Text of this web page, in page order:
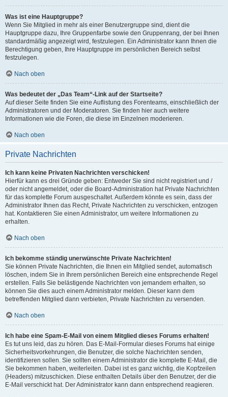
Was ist eine Hauptgruppe?
Wenn Sie Mitglied in mehr als einer Benutzergruppe sind, dient die
Hauptgruppe dazu, Ihre Gruppenfarbe sowie den Gruppenrang, der bei Ihnen
standardmäßig angezeigt wird, festzulegen. Ein Administrator kann Ihnen die
Berechtigung geben, Ihre Hauptgruppe im persönlichen Bereich selbst
festzulegen.
Nach oben
Was bedeutet der „Das Team“-Link auf der Startseite?
Auf dieser Seite finden Sie eine Auflistung des Forenteams, einschließlich der
Administratoren und der Moderatoren. Sie finden hier auch weitere
Informationen wie die Foren, die diese im Einzelnen moderieren.
Nach oben
Private Nachrichten
Ich kann keine Privaten Nachrichten verschicken!
Hierfür kann es drei Gründe geben: Entweder Sie sind nicht registriert und /
oder nicht angemeldet, oder die Board-Administration hat Private Nachrichten
für das komplette Forum ausgeschaltet. Außerdem könnte es sein, dass der
Administrator Ihnen das Recht, Private Nachrichten zu verschicken, entzogen
hat. Kontaktieren Sie einen Administrator, um weitere Informationen zu
erhalten.
Nach oben
Ich bekomme ständig unerwünschte Private Nachrichten!
Sie können Private Nachrichten, die Ihnen ein Mitglied sendet, automatisch
löschen, indem Sie in Ihrem persönlichen Bereich eine entsprechende Regel
erstellen. Falls Sie belästigende Nachrichten von jemandem erhalten, so
können Sie dies auch einem Administrator melden. Dieser kann dem
betreffenden Mitglied dann verbieten, Private Nachrichten zu versenden.
Nach oben
Ich habe eine Spam-E-Mail von einem Mitglied dieses Forums erhalten!
Es tut uns leid, das zu hören. Das E-Mail-Formular dieses Forums hat einige
Sicherheitsvorkehrungen, die Benutzer, die solche Nachrichten senden,
identifizieren sollen. Sie sollten einem Administrator die komplette E-Mail, die
Sie bekommen haben, weiterleiten. Dabei ist es ganz wichtig, die Kopfzeilen
(Headers) mitzuschicken. Diese enthalten Details über den Benutzer, der die
E-Mail verschickt hat. Der Administrator kann dann entsprechend reagieren.